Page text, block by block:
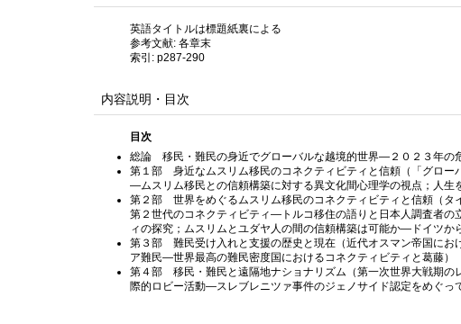
英語タイトルは標題紙裏による
参考文献: 各章末
索引: p287-290
内容説明・目次
目次
総論 移民・難民の身近でグローバルな越境的世界―２０２３年の
第１部 身近なムスリム移民のコネクティビティと信頼（「グロ
―ムスリム移民との信頼構築に対する異文化間心理学の視点；人生
第２部 世界をめぐるムスリム移民のコネクティビティと信頼（
第２世代のコネクティビティ―トルコ移住の語りと日本人調査者
ィの探究；ムスリムとユダヤ人の間の信頼構築は可能か―ドイツか
第３部 難民受け入れと支援の歴史と現在（近代オスマン帝国にお
ア難民―世界最高の難民密度国におけるコネクティビティと葛藤）
第４部 移民・難民と遠隔地ナショナリズム（第一次世界大戦期
際的ロビー活動―スレブレニツァ事件のジェノサイド認定をめぐっ